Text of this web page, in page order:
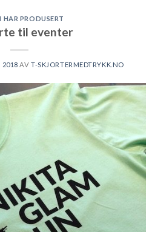
HAR PRODUSERT
til eventer
2018 AVT-SKJORTERMEDTRYKK.NO